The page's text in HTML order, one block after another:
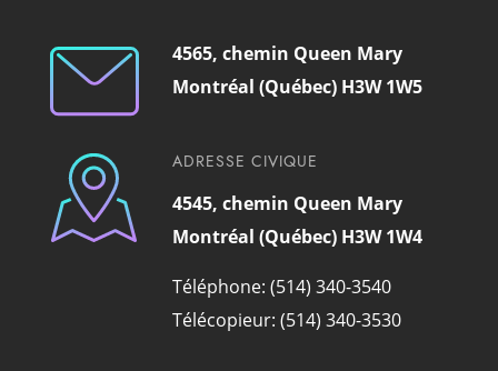
4565, chemin Queen Mary
Montréal (Québec) H3W 1W5
ADRESSE CIVIQUE
4545, chemin Queen Mary
Montréal (Québec) H3W 1W4
Téléphone: (514) 340-3540
Télécopieur: (514) 340-3530